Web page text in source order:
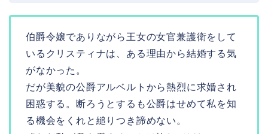
伯爵令嬢でありながら王女の女官兼護衛をして
いるクリスティナは、ある理由から結婚する気
がなかった。
だが美貌の公爵アルベルトから熱烈に求婚され
困惑する。断ろうとするも公爵はせめて私を知
る機会をくれと縋りつき諦めない。